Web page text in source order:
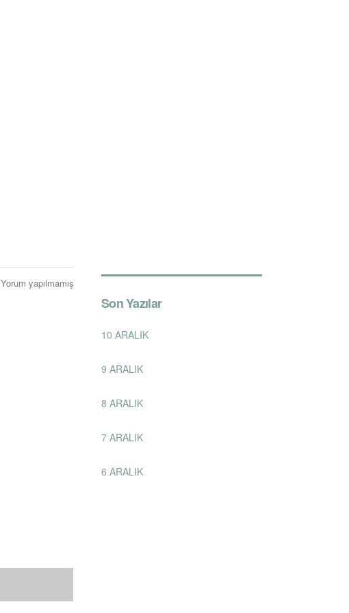
Yorum yapılmamış
Son Yazılar
10 ARALIK
9 ARALIK
8 ARALIK
7 ARALIK
6 ARALIK